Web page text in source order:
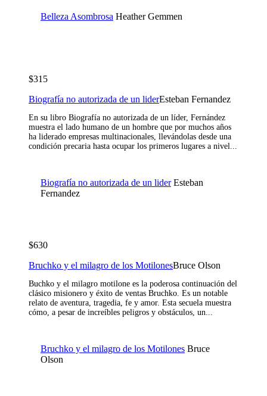
Belleza Asombrosa Heather Gemmen
$315
Biografía no autorizada de un liderEsteban Fernandez
En su libro Biografía no autorizada de un líder, Fernández
muestra el lado humano de un hombre que por muchos años
ha liderado empresas multinacionales, llevándolas desde una
condición precaria hasta ocupar los primeros lugares a nivel...
Biografía no autorizada de un lider Esteban
Fernandez
$630
Bruchko y el milagro de los MotilonesBruce Olson
Buchko y el milagro motilone es la poderosa continuación del
clásico misionero y éxito de ventas Bruchko. Es un notable
relato de aventura, tragedia, fe y amor. Esta secuela muestra
cómo, a pesar de increíbles peligros y obstáculos, un...
Bruchko y el milagro de los Motilones Bruce
Olson